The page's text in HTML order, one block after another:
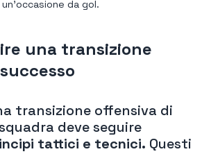
da gol.
una transizione
transizione offensiva di
deve seguire
tattici e tecnici. Questi